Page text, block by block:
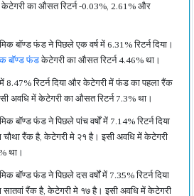
केटेगरी का औसत रिटर्न -0.03%, 2.61% और
बॉण्ड फंड ने पिछले एक वर्ष में 6.31% रिटर्न दिया।
बॉण्ड फंडकेटेगरी का औसत रिटर्न 4.46% था।
8.47% रिटर्न दिया और केटेगरी में फंड का पहला रैंक
अवधि में केटेगरी का औसत रिटर्न 7.3% था।
बॉण्ड फंड ने पिछले पांच वर्षों में 7.14% रिटर्न दिया
रैंक है, केटेगरी मे २१ है। इसी अवधि में केटेगरी
था।
बॉण्ड फंड ने पिछले दस वर्षों में 7.35% रिटर्न दिया
रैंक है, केटेगरी मे १७ है। इसी अवधि में केटेगरी